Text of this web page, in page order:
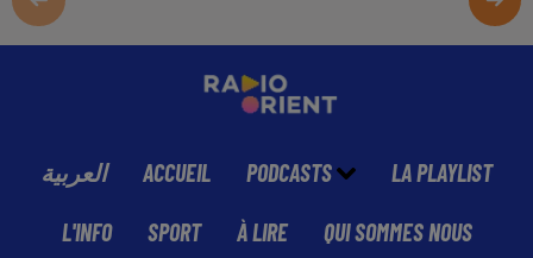
العربية ACCUEIL PODCASTS LA PLAYLIST
L'INFO SPORT À LIRE QUI SOMMES NOUS